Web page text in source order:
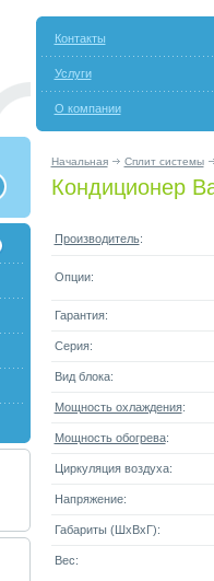
Контакты
Услуги
О компании
Начальная Сплит системы
Кондиционер
Производитель:
Опции:
Гарантия:
Серия:
Вид блока:
Мощность охлаждения:
Мощность обогрева:
Циркуляция воздуха:
Напряжение:
Габариты (ШxВxГ):
Вес: